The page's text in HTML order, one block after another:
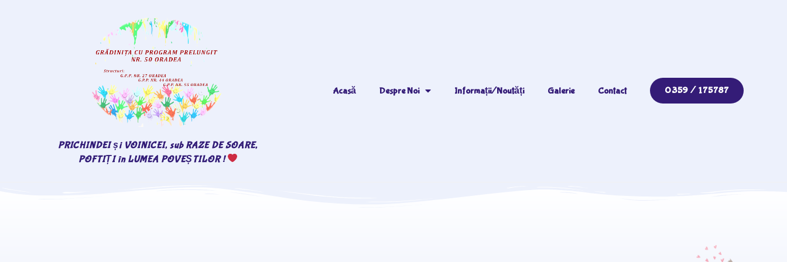
PRICHINDEI și VOINICEI, sub RAZE DE SOARE,
POFTIȚI în LUMEA POVEȘTILOR !
Acasă Despre Noi Informații/Noutăți Galerie Contact 0359 / 175787